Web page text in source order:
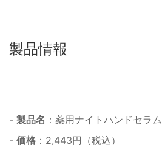
製品情報
- 製品名 ：薬用ナイトハンドセラム
- 価格 ：2,443円（税込）